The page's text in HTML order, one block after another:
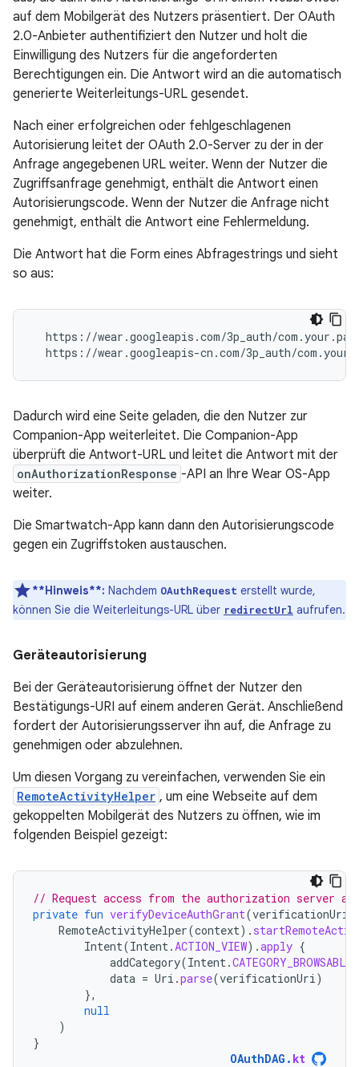
auf dem Mobilgerät des Nutzers präsentiert. Der OAuth
2.0-Anbieter authentifiziert den Nutzer und holt die
Einwilligung des Nutzers für die angeforderten
Berechtigungen ein. Die Antwort wird an die automatisch
generierte Weiterleitungs-URL gesendet.
Nach einer erfolgreichen oder fehlgeschlagenen
Autorisierung leitet der OAuth 2.0-Server zu der in der
Anfrage angegebenen URL weiter. Wenn der Nutzer die
Zugriffsanfrage genehmigt, enthält die Antwort einen
Autorisierungscode. Wenn der Nutzer die Anfrage nicht
genehmigt, enthält die Antwort eine Fehlermeldung.
Die Antwort hat die Form eines Abfragestrings und sieht
so aus:
https://wear.googleapis.com/3p_auth/
Dadurch wird eine Seite geladen, die den Nutzer zur
Companion-App weiterleitet. Die Companion-App
überprüft die Antwort-URL und leitet die Antwort mit der
onAuthorizationResponse -API an Ihre Wear OS-App
weiter.
Die Smartwatch-App kann dann den Autorisierungscode
gegen ein Zugriffstoken austauschen.
**Hinweis**: Nachdem OAuthRequest erstellt wurde,
können Sie die Weiterleitungs-URL über redirectUrl aufrufen.
Geräteautorisierung
Bei der Geräteautorisierung öffnet der Nutzer den
Bestätigungs-URI auf einem anderen Gerät. Anschließend
fordert der Autorisierungsserver ihn auf, die Anfrage zu
genehmigen oder abzulehnen.
Um diesen Vorgang zu vereinfachen, verwenden Sie ein
RemoteActivityHelper , um eine Webseite auf dem
gekoppelten Mobilgerät des Nutzers zu öffnen, wie im
folgenden Beispiel gezeigt:
// Request access from the authorization server
private fun verifyDeviceAuthGrant(verificationUri
RemoteActivityHelper(context).
Intent(Intent.ACTION_VIEW).apply {
addCategory(Intent.CATEGORY_BROWSABLE
data = Uri .parse(verificationUri)
},
null
)
}
OAuthDAG . kt